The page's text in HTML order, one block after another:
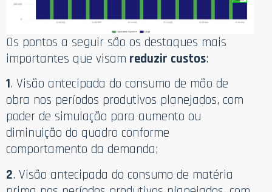
Os pontos a seguir são os destaques mais
importantes que visam reduzir custos:
1. Visão antecipada do consumo de mão de
obra nos períodos produtivos planejados, com
poder de simulação para aumento ou
diminuição do quadro conforme
comportamento da demanda;
2. Visão antecipada do consumo de matéria